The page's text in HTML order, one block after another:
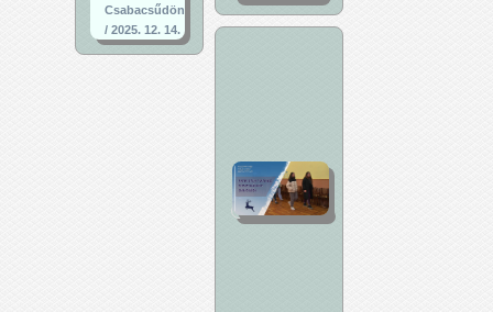
Csabacsűdön
/ 2025. 12. 14.